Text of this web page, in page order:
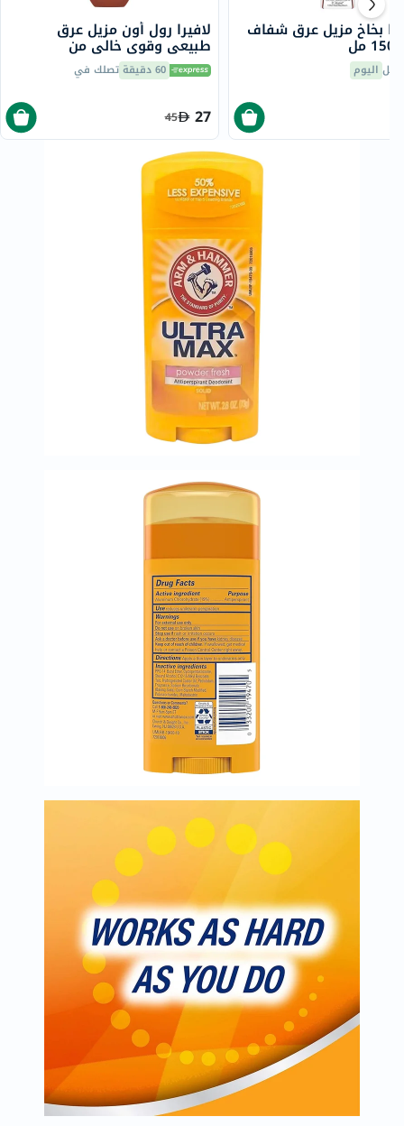
لافيرا رول أون مزيل عرق
طبيعي وقوي خالي من
الألومنيوم ، ٥٠ مل
60 دقيقة تصلك في
27
45
بخاخ مزيل عرق شفاف
اليوم